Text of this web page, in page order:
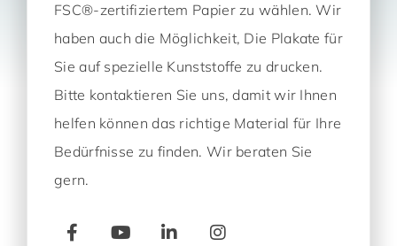
FSC®-zertifiziertem Papier zu wählen. Wir
haben auch die Möglichkeit, Die Plakate für
Sie auf spezielle Kunststoffe zu drucken.
Bitte kontaktieren Sie uns, damit wir Ihnen
helfen können das richtige Material für Ihre
Bedürfnisse zu finden. Wir beraten Sie
gern.